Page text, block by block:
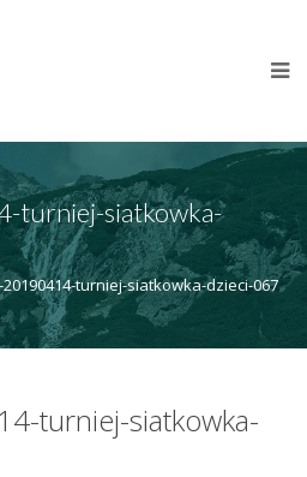
turniej-siatkowka-
turniej-siatkowka-dzieci-067
turniej-siatkowka-